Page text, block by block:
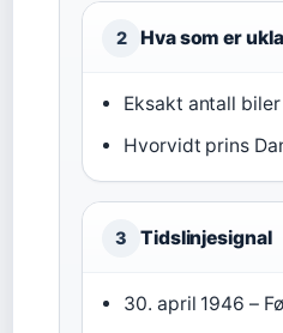
2 Hva som er
Eksakt antall
Hvorvidt prins
3 Tidslinjesignal
30. april 1946 –